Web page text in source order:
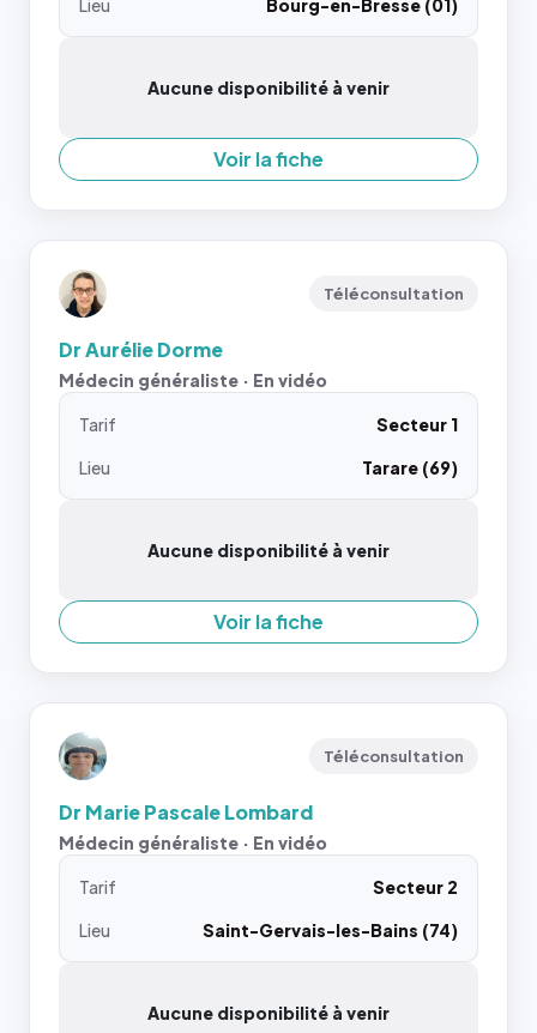
Lieu
Bourg-en-Bresse (01)
Aucune disponibilité à venir
Voir la fiche
Téléconsultation
Dr Aurélie Dorme
Médecin généraliste · En vidéo
Tarif
Secteur 1
Lieu
Tarare (69)
Aucune disponibilité à venir
Voir la fiche
Téléconsultation
Dr Marie Pascale Lombard
Médecin généraliste · En vidéo
Tarif
Secteur 2
Lieu
Saint-Gervais-les-Bains (74)
Aucune disponibilité à venir